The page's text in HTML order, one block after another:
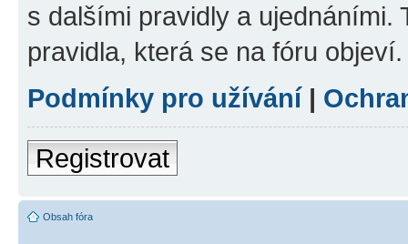
s dalšími pravidly a ujednáními.
pravidla, která se na fóru objeví.
Podmínky pro užívání |
Registrovat
Obsah fóra